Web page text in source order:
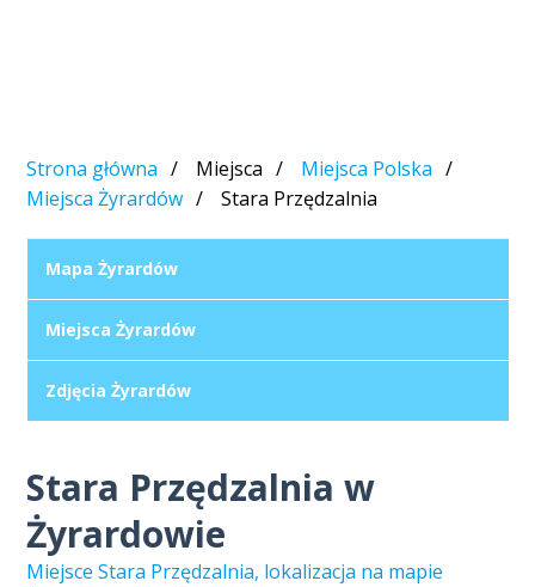
Strona główna Miejsca
Miejsca Polska
Miejsca Żyrardów
Stara Przędzalnia
Mapa Żyrardów
Miejsca Żyrardów
Zdjęcia Żyrardów
Stara Przędzalnia w
Żyrardowie
Miejsce Stara Przędzalnia, lokalizacja na mapie